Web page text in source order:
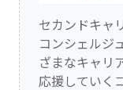
セカンドキャ
コンシェルジ
ざまなキャリ
応援していく